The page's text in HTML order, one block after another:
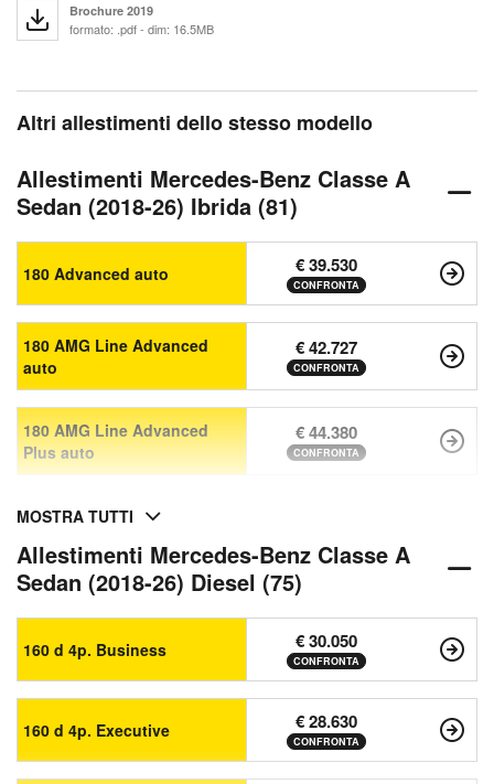
Brochure 2019
formato: .pdf - dim: 16.5MB
Altri allestimenti dello stesso modello
Allestimenti Mercedes-Benz Classe A
Sedan (2018-26) Ibrida (81)
180 Advanced auto € 39.530
CONFRONTA
180 AMG Line Advanced
auto
€ 42.727
CONFRONTA
180 AMG Line Advanced
Plus auto
€ 44.380
CONFRONTA
MOSTRA TUTTI
Allestimenti Mercedes-Benz Classe A
Sedan (2018-26) Diesel (75)
160 d 4p. Business € 30.050
CONFRONTA
160 d 4p. Executive € 28.630
CONFRONTA